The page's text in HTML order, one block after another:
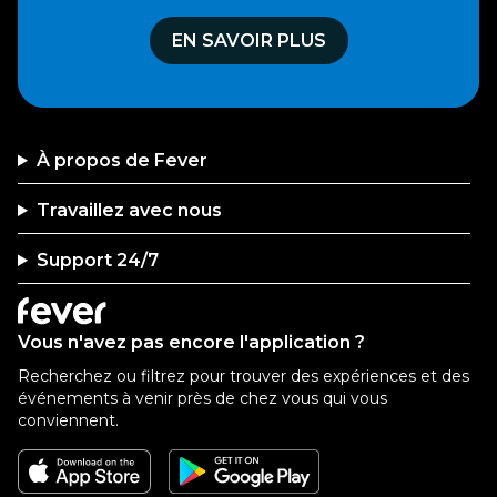
EN SAVOIR PLUS
À propos de Fever
Travaillez avec nous
Support 24/7
Vous n'avez pas encore l'application ?
Recherchez ou filtrez pour trouver des expériences et des
événements à venir près de chez vous qui vous
conviennent.